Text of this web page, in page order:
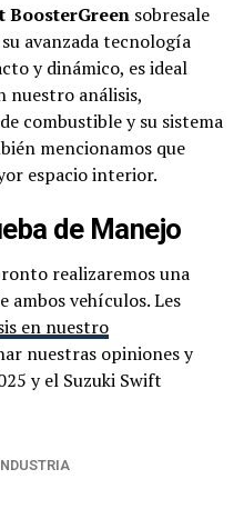
BoosterGreen sobresale
avanzada tecnología
y dinámico, es ideal
nuestro análisis,
combustible y su sistema
mencionamos que
espacio interior.
de Manejo
realizaremos una
ambos vehículos. Les
en nuestro
nuestras opiniones y
y el Suzuki Swift